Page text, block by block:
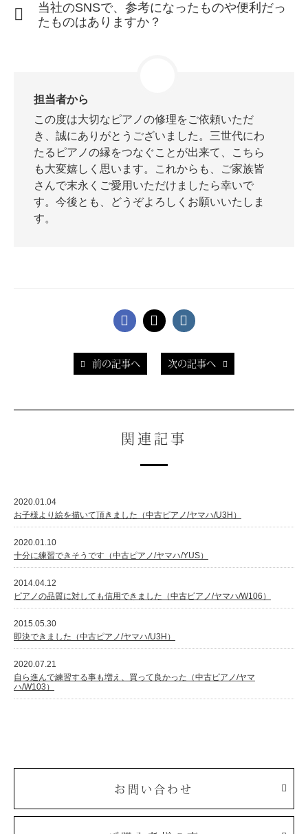
当社のSNSで、参考になったものや便利だっ
たものはありますか？
担当者から
この度は大切なピアノの修理をご依頼いただ
き、誠にありがとうございました。三世代にわ
たるピアノの縁をつなぐことが出来て、こちら
も大変嬉しく思います。これからも、ご家族皆
さんで末永くご愛用いただけましたら幸いで
す。今後とも、どうぞよろしくお願いいたしま
す。
前の記事へ 次の記事へ
関連記事
2020.01.04
お子様より絵を描いて頂きました（中古ピアノ/ヤマハ/U3H）
2020.01.10
十分に練習できそうです（中古ピアノ/ヤマハ/YUS）
2014.04.12
ピアノの品質に対しても信用できました（中古ピアノ/ヤマハ/W106）
2015.05.30
即決できました（中古ピアノ/ヤマハ/U3H）
2020.07.21
自ら進んで練習する事も増え、買って良かった（中古ピアノ/ヤマ
ハ/W103）
お問い合わせ